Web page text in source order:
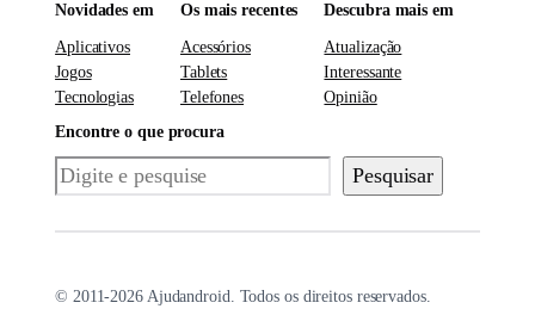
Novidades em
Aplicativos
Jogos
Tecnologias
Os mais recentes
Acessórios
Tablets
Telefones
Descubra mais em
Atualização
Interessante
Opinião
Encontre o que procura
Pesquisar Pesquisar
© 2011-2026 Ajudandroid. Todos os direitos reservados.